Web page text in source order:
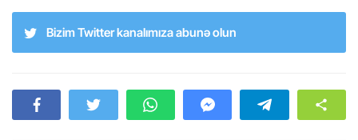
Bizim Twitter kanalımıza abunə olun